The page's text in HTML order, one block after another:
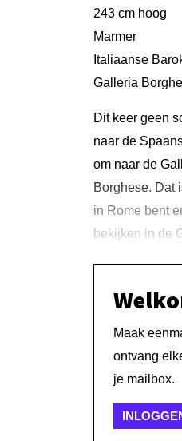
243 cm hoog
Marmer
Italiaanse
Galleria
Dit keer geen
naar de
om naar de
Borghese. Dat
in Rome bent
bekijken in de
Maak
ontvang
je mailbox.